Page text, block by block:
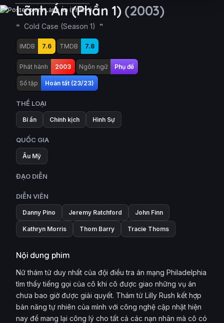
Lãnh Án (Phần 1) (2003)
Cold Case (Season 1)
IMDB 7.6 TMDB 7.8
Phát hành 2003 Ngôn ngữ Phụ đề
Số tập Hoàn tất (23/23)
THỂ LOẠI
Bí ẩn Chính kịch Hình Sự
QUỐC GIA
Âu Mỹ
ĐẠO DIỄN
DIỄN VIÊN
Danny Pino Jeremy Ratchford John Finn
Kathryn Morris Thom Barry Tracie Thoms
Nội dung phim
Nữ thám tử duy nhất của đội điều tra án mạng Philadelphia
tìm thấy tiếng gọi của cô khi cô được giao những vụ án
chưa bao giờ được giải quyết. Thám tử Lilly Rush kết hợp
bản năng tự nhiên của mình với công nghệ cập nhật hiện
nay để mang lại công lý cho tất cả các nạn nhân mà cô có